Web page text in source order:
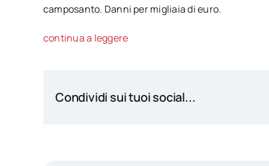
camposanto. Danni per migliaia di euro.
continua a leggere
Condividi sui tuoi social...